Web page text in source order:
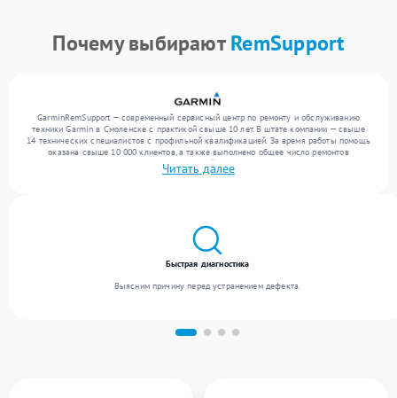
Почему выбираютRemSupport
GarminRemSupport — современный сервисный центр по ремонту и обслуживанию
техники Garmin в Смоленске с практикой свыше 10 лет. В штате компании — свыше
14 технических специалистов с профильной квалификацией. За время работы помощь
оказана свыше 10 000 клиентов, а также выполнено общее число ремонтов
превысило 12 000. Ежемесячно в сервисный центр поступает свыше 300 единиц
техники, включая , , . Мы работаем с широким спектром неисправностей и предлагаем
Читать далее
Быстрая диагностика
Выясним причину перед устранением дефекта.